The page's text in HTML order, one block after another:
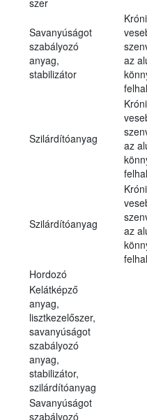
Savanyúságot
szabályozó
anyag,
stabilizátor
az
Szilárdítóanyag
az
Szilárdítóanyag
az
Hordozó
Kelátképző
anyag,
lisztkezelőszer,
savanyúságot
szabályozó
anyag,
stabilizátor,
szilárdítóanyag
Savanyúságot
szabályozó